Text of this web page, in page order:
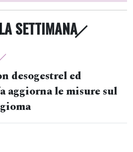
SETTIMANA
desogestrel ed
aggiorna le misure sul